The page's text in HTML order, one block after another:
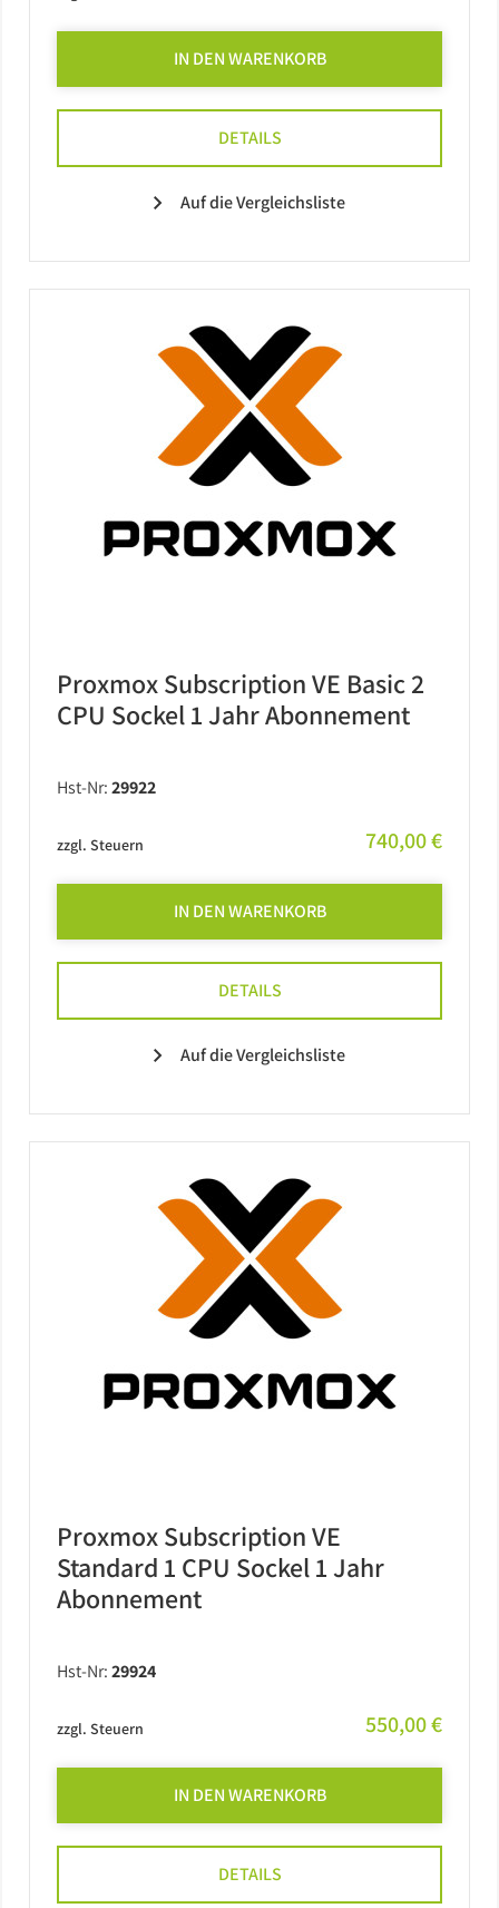
IN DEN WARENKORB
DETAILS
Auf die Vergleichsliste
Proxmox Subscription VE Basic 2
CPU Sockel 1 Jahr Abonnement
Hst-Nr:29922
zzgl. Steuern 740,00 €
IN DEN WARENKORB
DETAILS
Auf die Vergleichsliste
Proxmox Subscription VE
Standard 1 CPU Sockel 1 Jahr
Abonnement
Hst-Nr:29924
zzgl. Steuern 550,00 €
IN DEN WARENKORB
DETAILS